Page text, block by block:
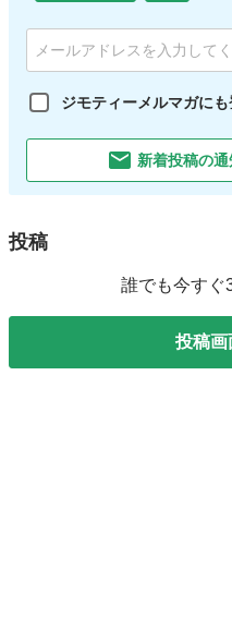
ジモティーメルマガに
新着投稿の
投稿
誰でも今すぐ
投稿画